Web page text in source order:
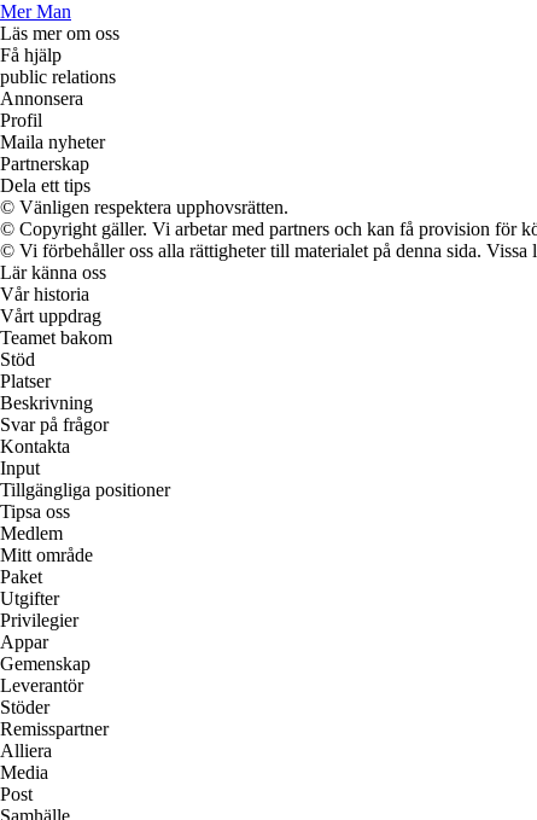
Mer Man
Läs mer om oss
Få hjälp
public relations
Annonsera
Profil
Maila nyheter
Partnerskap
Dela ett tips
© Vänligen respektera upphovsrätten.
© Copyright gäller. Vi arbetar med partners och kan få provision för
© Vi förbehåller oss alla rättigheter till materialet på denna sida.
Lär känna oss
Vår historia
Vårt uppdrag
Teamet bakom
Stöd
Platser
Beskrivning
Svar på frågor
Kontakta
Input
Tillgängliga positioner
Tipsa oss
Medlem
Mitt område
Paket
Utgifter
Privilegier
Appar
Gemenskap
Leverantör
Stöder
Remisspartner
Alliera
Media
Post